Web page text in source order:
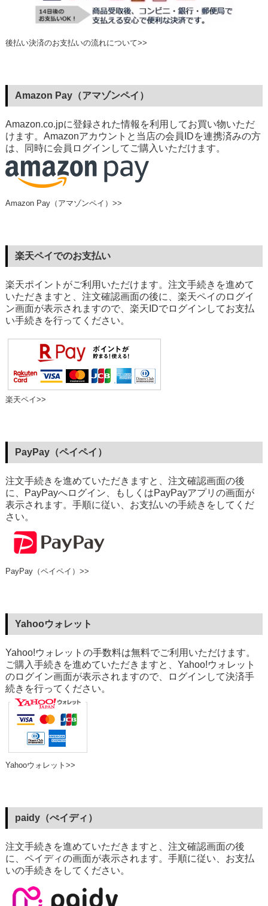
後払い決済のお支払いの流れについて>>
Amazon Pay（アマゾンペイ）
Amazon.co.jpに登録された情報を利用してお買い物いただ
けます。Amazonアカウントと当店の会員IDを連携済みの方
は、同時に会員ログインしてご購入いただけます。
Amazon Pay（アマゾンペイ）>>
楽天ペイでのお支払い
楽天ポイントがご利用いただけます。注文手続きを進めて
いただきますと、注文確認画面の後に、楽天ペイのログイ
ン画面が表示されますので、楽天IDでログインしてお支払
い手続きを行ってください。
楽天ペイ>>
PayPay（ペイペイ）
注文手続きを進めていただきますと、注文確認画面の後
に、PayPayへログイン、もしくはPayPayアプリの画面が
表示されます。手順に従い、お支払いの手続きをしてくだ
さい。
PayPay（ペイペイ）>>
Yahooウォレット
Yahoo!ウォレットの手数料は無料でご利用いただけます。
ご購入手続きを進めていただきますと、Yahoo!ウォレット
のログイン画面が表示されますので、ログインして決済手
続きを行ってください。
Yahooウォレット>>
paidy（ぺイディ）
注文手続きを進めていただきますと、注文確認画面の後
に、ペイディの画面が表示されます。手順に従い、お支払
いの手続きをしてください。